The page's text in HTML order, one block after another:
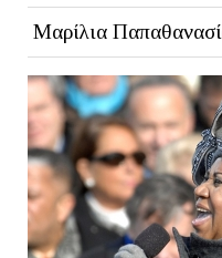
Μαρίλια